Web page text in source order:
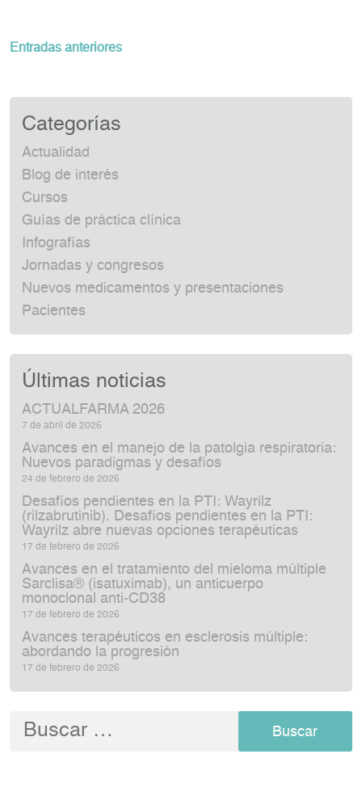
Navegación
entradas
Entradas anteriores
Categorías
Actualidad
Blog de interés
Cursos
Guías de práctica clínica
Infografías
Jornadas y congresos
Nuevos medicamentos y presentaciones
Pacientes
Últimas noticias
ACTUALFARMA 2026
7 de abril de 2026
Avances en el manejo de la patolgia respiratoria:
Nuevos paradigmas y desafíos
24 de febrero de 2026
Desafíos pendientes en la PTI: Wayrilz
(rilzabrutinib). Desafíos pendientes en la PTI:
Wayrilz abre nuevas opciones terapéuticas
17 de febrero de 2026
Avances en el tratamiento del mieloma múltiple
Sarclisa® (isatuximab), un anticuerpo
monoclonal anti‑CD38
17 de febrero de 2026
Avances terapéuticos en esclerosis múltiple:
abordando la progresión
17 de febrero de 2026
Buscar: